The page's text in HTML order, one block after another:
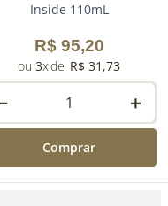
Inside 110mL
R$ 95,20
3 R$ 31 ,73
＋
Comprar